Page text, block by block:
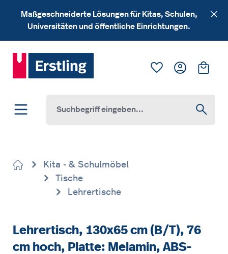
Zum Hauptinhalt springen
Maßgeschneiderte Lösungen für Kitas, Schulen,
Universitäten und öffentliche Einrichtungen.
Du hast 0
Kita - & Schulmöbel
Tische
Lehrertische
Lehrertisch, 130x65 cm (B/T), 76
cm hoch, Platte: Melamin, ABS-